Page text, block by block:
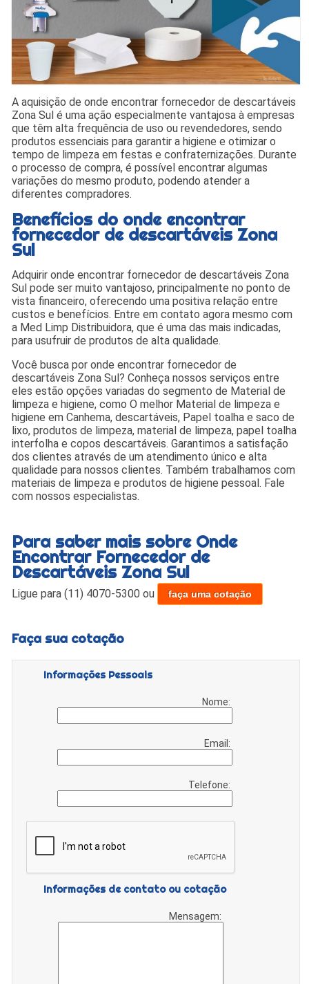
A aquisição de onde encontrar fornecedor de descartáveis
Zona Sul é uma ação especialmente vantajosa à empresas
que têm alta frequência de uso ou revendedores, sendo
produtos essenciais para garantir a higiene e otimizar o
tempo de limpeza em festas e confraternizações. Durante
o processo de compra, é possível encontrar algumas
variações do mesmo produto, podendo atender a
diferentes compradores.
Benefícios do onde encontrar
fornecedor de descartáveis Zona
Sul
Adquirir onde encontrar fornecedor de descartáveis Zona
Sul pode ser muito vantajoso, principalmente no ponto de
vista financeiro, oferecendo uma positiva relação entre
custos e benefícios. Entre em contato agora mesmo com
a Med Limp Distribuidora, que é uma das mais indicadas,
para usufruir de produtos de alta qualidade.
Você busca por onde encontrar fornecedor de
descartáveis Zona Sul? Conheça nossos serviços entre
eles estão opções variadas do segmento de Material de
limpeza e higiene, como O melhor Material de limpeza e
higiene em Canhema, descartáveis, Papel toalha e saco de
lixo, produtos de limpeza, material de limpeza, papel toalha
interfolha e copos descartáveis. Garantimos a satisfação
dos clientes através de um atendimento único e alta
qualidade para nossos clientes. Também trabalhamos com
materiais de limpeza e produtos de higiene pessoal. Fale
com nossos especialistas.
Para saber mais sobre Onde
Encontrar Fornecedor de
Descartáveis Zona Sul
Ligue para(11) 4070-5300 ou faça uma cotação
Faça sua cotação
Informações Pessoais
Nome:
Email:
Telefone:
Informações de contato ou cotação
Mensagem: